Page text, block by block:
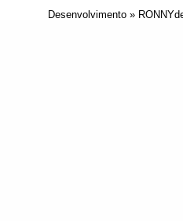
Desenvolvimento »